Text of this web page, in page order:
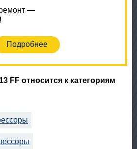
—
Подробнее
FF относится к категориям